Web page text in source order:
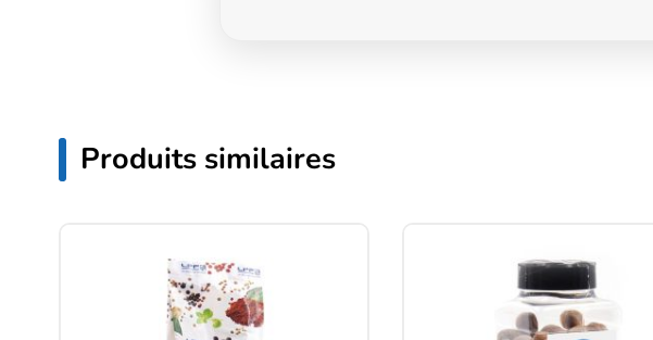
Produits similaires